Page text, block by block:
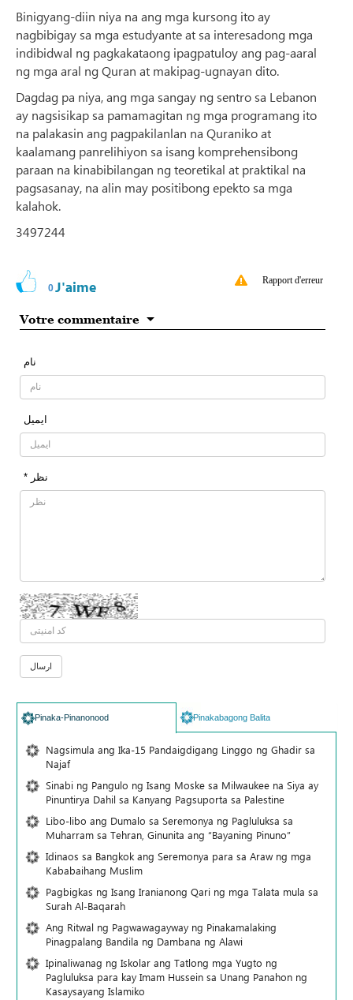
Binigyang-diin niya na ang mga kursong ito ay
nagbibigay sa mga estudyante at sa interesadong mga
indibidwal ng pagkakataong ipagpatuloy ang pag-aaral
ng mga aral ng Quran at makipag-ugnayan dito.
Dagdag pa niya, ang mga sangay ng sentro sa Lebanon
ay nagsisikap sa pamamagitan ng mga programang ito
na palakasin ang pagpakilanlan na Quraniko at
kaalamang panrelihiyon sa isang komprehensibong
paraan na kinabibilangan ng teoretikal at praktikal na
pagsasanay, na alin may positibong epekto sa mga
kalahok.
3497244
0J'aime Rapport d'erreur
Votre commentaire
نام
ایمیل
* نظر
Pinaka-Pinanonood Pinakabagong Balita
Nagsimula ang Ika-15 Pandaigdigang Linggo ng Ghadir sa
Najaf
Sinabi ng Pangulo ng Isang Moske sa Milwaukee na Siya ay
Pinuntirya Dahil sa Kanyang Pagsuporta sa Palestine
Libo-libo ang Dumalo sa Seremonya ng Pagluluksa sa
Muharram sa Tehran, Ginunita ang “Bayaning Pinuno”
Idinaos sa Bangkok ang Seremonya para sa Araw ng mga
Kababaihang Muslim
Pagbigkas ng Isang Iranianong Qari ng mga Talata mula sa
Surah Al-Baqarah
Ang Ritwal ng Pagwawagayway ng Pinakamalaking
Pinagpalang Bandila ng Dambana ng Alawi
Ipinaliwanag ng Iskolar ang Tatlong mga Yugto ng
Pagluluksa para kay Imam Hussein sa Unang Panahon ng
Kasaysayang Islamiko